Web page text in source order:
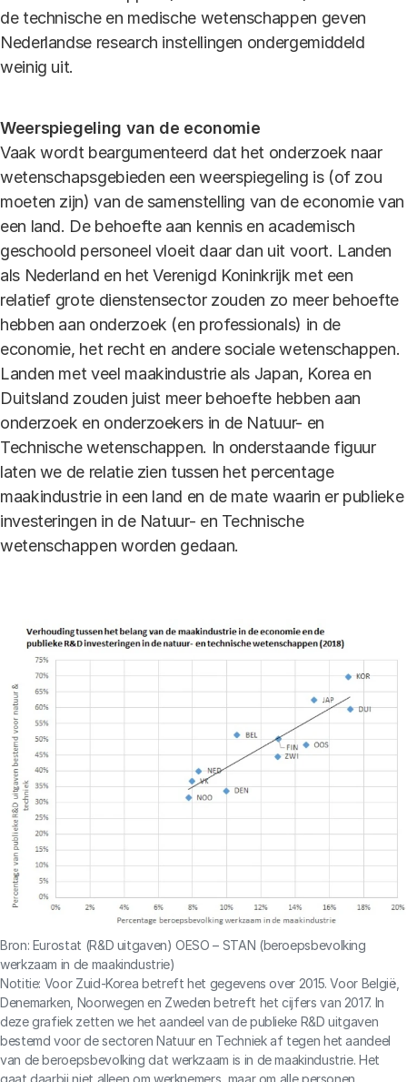
de technische en medische wetenschappen geven
Nederlandse research instellingen ondergemiddeld
weinig uit.
Weerspiegeling van de economie
Vaak wordt beargumenteerd dat het onderzoek naar
wetenschapsgebieden een weerspiegeling is (of zou
moeten zijn) van de samenstelling van de economie van
een land. De behoefte aan kennis en academisch
geschoold personeel vloeit daar dan uit voort. Landen
als Nederland en het Verenigd Koninkrijk met een
relatief grote dienstensector zouden zo meer behoefte
hebben aan onderzoek (en professionals) in de
economie, het recht en andere sociale wetenschappen.
Landen met veel maakindustrie als Japan, Korea en
Duitsland zouden juist meer behoefte hebben aan
onderzoek en onderzoekers in de Natuur- en
Technische wetenschappen. In onderstaande figuur
laten we de relatie zien tussen het percentage
maakindustrie in een land en de mate waarin er publieke
investeringen in de Natuur- en Technische
wetenschappen worden gedaan.
Bron: Eurostat (R&D uitgaven) OESO – STAN (beroepsbevolking
werkzaam in de maakindustrie)
Notitie: Voor Zuid-Korea betreft het gegevens over 2015. Voor België,
Denemarken, Noorwegen en Zweden betreft het cijfers van 2017. In
deze grafiek zetten we het aandeel van de publieke R&D uitgaven
bestemd voor de sectoren Natuur en Techniek af tegen het aandeel
van de beroepsbevolking dat werkzaam is in de maakindustrie. Het